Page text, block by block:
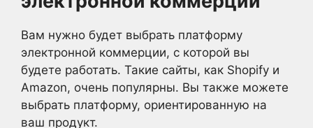
Вам нужно будет выбрать платформу
электронной коммерции, с которой вы
будете работать. Такие сайты, как Shopify и
Amazon, очень популярны. Вы также можете
выбрать платформу, ориентированную на
ваш продукт.